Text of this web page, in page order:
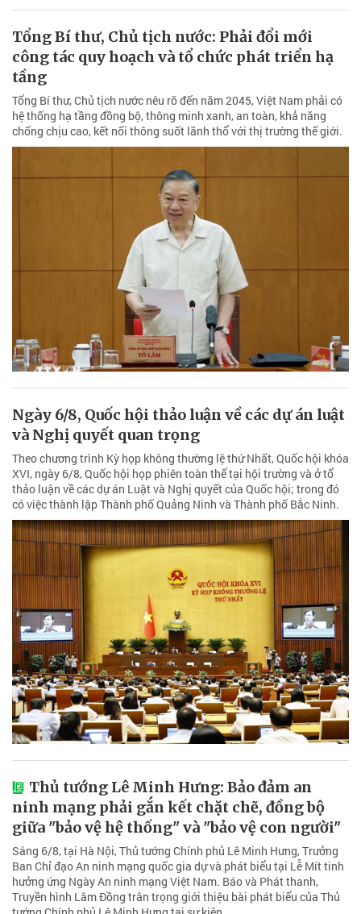
Tổng Bí thư, Chủ tịch nước: Phải đổi mới
công tác quy hoạch và tổ chức phát triển hạ
tầng
Tổng Bí thư, Chủ tịch nước nêu rõ đến năm 2045, Việt Nam phải có
hệ thống hạ tầng đồng bộ, thông minh xanh, an toàn, khả năng
chống chịu cao, kết nối thông suốt lãnh thổ với thị trường thế giới.
Ngày 6/8, Quốc hội thảo luận về các dự án luật
và Nghị quyết quan trọng
Theo chương trình Kỳ họp không thường lệ thứ Nhất, Quốc hội khóa
XVI, ngày 6/8, Quốc hội họp phiên toàn thể tại hội trường và ở tổ
thảo luận về các dự án Luật và Nghị quyết của Quốc hội; trong đó
có việc thành lập Thành phố Quảng Ninh và Thành phố Bắc Ninh.
Thủ tướng Lê Minh Hưng: Bảo đảm an
ninh mạng phải gắn kết chặt chẽ, đồng bộ
giữa "bảo vệ hệ thống" và "bảo vệ con người"
Sáng 6/8, tại Hà Nội, Thủ tướng Chính phủ Lê Minh Hưng, Trưởng
Ban Chỉ đạo An ninh mạng quốc gia dự và phát biểu tại Lễ Mít tinh
hưởng ứng Ngày An ninh mạng Việt Nam. Báo và Phát thanh,
Truyền hình Lâm Đồng trân trọng giới thiệu bài phát biểu của Thủ